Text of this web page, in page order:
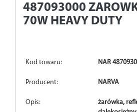
487093000
70W HEAVY DUTY
Kod towaru: NAR
Producent: NARVA
Opis:
żarówka,